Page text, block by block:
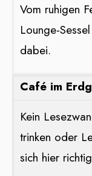
Vom ruhigen
Lounge-
dabei.
Café im
Kein
trinken oder
sich hier